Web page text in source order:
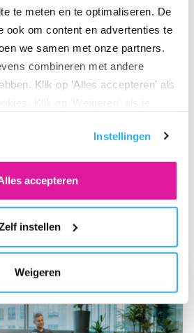
te meten en te optimaliseren. De
ook om content en advertenties te
we samen met onze partners.
combineren met andere
Klik op 'Alles accepteren' als
Je kunt altijd je toestemming
Instellingen
accepteren
instellen
Weigeren
Management.”
een financiële strategische